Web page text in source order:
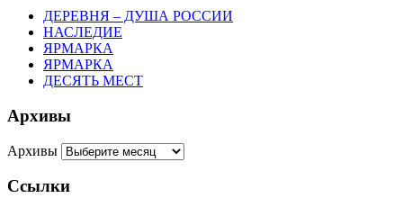
ДЕРЕВНЯ – ДУША РОССИИ
НАСЛЕДИЕ
ЯРМАРКА
ЯРМАРКА
ДЕСЯТЬ МЕСТ
Архивы
Архивы
Ссылки